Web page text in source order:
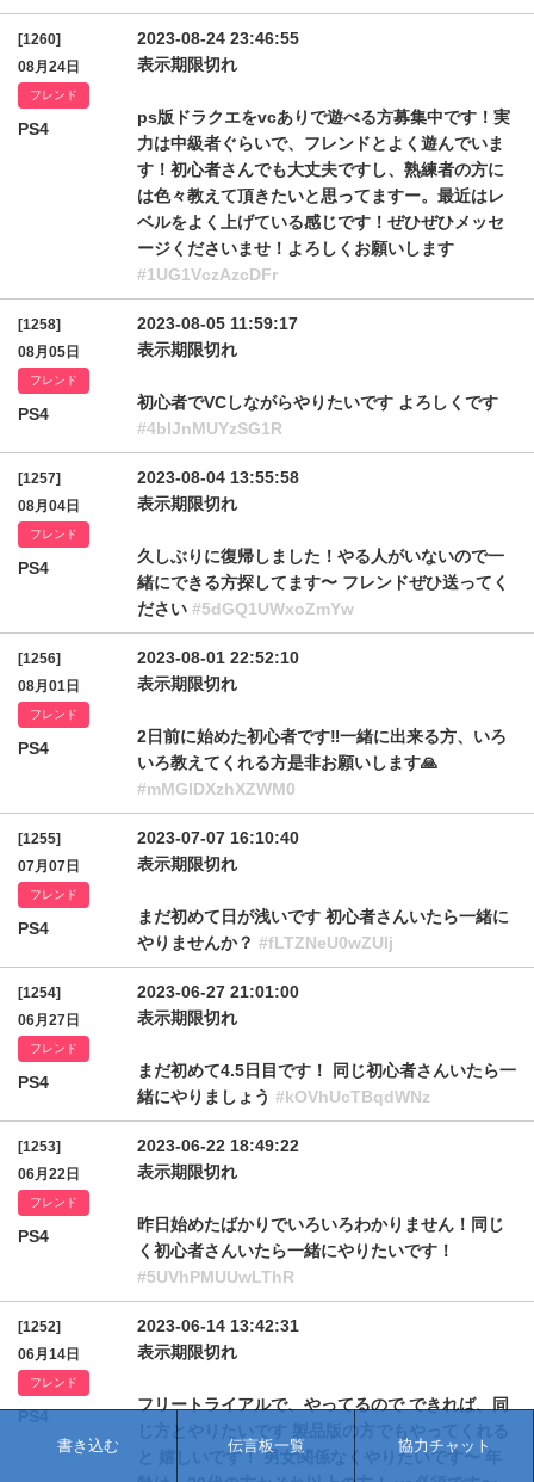
[1260]
08月24日
フレンド
PS4
2023-08-24 23:46:55
表示期限切れ
ps版ドラクエをvcありで遊べる方募集中です！実
力は中級者ぐらいで、フレンドとよく遊んでいま
す！初心者さんでも大丈夫ですし、熟練者の方に
は色々教えて頂きたいと思ってますー。最近はレ
ベルをよく上げている感じです！ぜひぜひメッセ
ージくださいませ！よろしくお願いします
#1UG1VczAzcDFr
[1258]
08月05日
フレンド
PS4
2023-08-05 11:59:17
表示期限切れ
初心者でVCしながらやりたいです よろしくです
#4blJnMUYzSG1R
[1257]
08月04日
フレンド
PS4
2023-08-04 13:55:58
表示期限切れ
久しぶりに復帰しました！やる人がいないので一
緒にできる方探してます〜 フレンドぜひ送ってく
ださい #5dGQ1UWxoZmYw
[1256]
08月01日
フレンド
PS4
2023-08-01 22:52:10
表示期限切れ
2日前に始めた初心者です‼️一緒に出来る方、いろ
いろ教えてくれる方是非お願いします🙏
#mMGlDXzhXZWM0
[1255]
07月07日
フレンド
PS4
2023-07-07 16:10:40
表示期限切れ
まだ初めて日が浅いです 初心者さんいたら一緒に
やりませんか？ #fLTZNeU0wZUlj
[1254]
06月27日
フレンド
PS4
2023-06-27 21:01:00
表示期限切れ
まだ初めて4.5日目です！ 同じ初心者さんいたら一
緒にやりましょう #kOVhUcTBqdWNz
[1253]
06月22日
フレンド
PS4
2023-06-22 18:49:22
表示期限切れ
昨日始めたばかりでいろいろわかりません！同じ
く初心者さんいたら一緒にやりたいです！
#5UVhPMUUwLThR
[1252]
06月14日
フレンド
PS4
2023-06-14 13:42:31
表示期限切れ
フリートライアルで、やってるので できれば、同
と 嬉しいです！ 男女関係なくやりたいです〜 年
書き込む 伝言板一覧 協力チャット